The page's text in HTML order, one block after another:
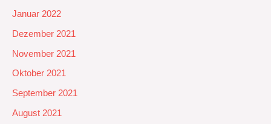
Januar 2022
Dezember 2021
November 2021
Oktober 2021
September 2021
August 2021